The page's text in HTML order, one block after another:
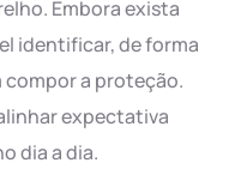
Embora exista
identificar, de forma
compor a proteção.
expectativa
dia a dia.